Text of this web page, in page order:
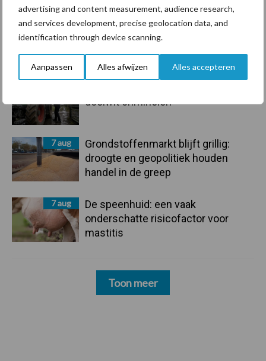
advertising and content measurement, audience research,
and services development, precise geolocation data, and
identification through device scanning.
Aanpassen Alles afwijzen Alles accepteren
10 aug
Jaarverslag 2025 Royal A-ware:
omzet groeit, nettoresultaat daalt
doelwit criminelen
7 aug
Grondstoffenmarkt blijft grillig:
droogte en geopolitiek houden
handel in de greep
7 aug
De speenhuid: een vaak
onderschatte risicofactor voor
mastitis
Toon meer